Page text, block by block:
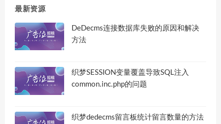
最新资源
DeDecms连接数据库失败的原因和解决
方法
织梦SESSION变量覆盖导致SQL注入
common.inc.php的问题
织梦dedecms留言板统计留言数量的方法